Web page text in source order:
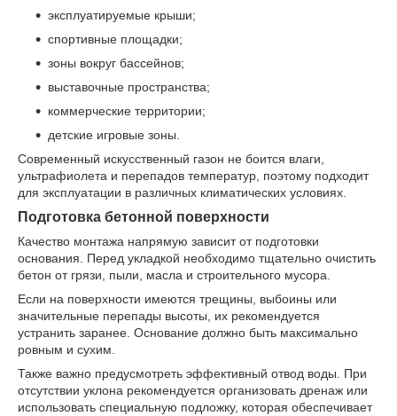
эксплуатируемые крыши;
спортивные площадки;
зоны вокруг бассейнов;
выставочные пространства;
коммерческие территории;
детские игровые зоны.
Современный искусственный газон не боится влаги,
ультрафиолета и перепадов температур, поэтому подходит
для эксплуатации в различных климатических условиях.
Подготовка бетонной поверхности
Качество монтажа напрямую зависит от подготовки
основания. Перед укладкой необходимо тщательно очистить
бетон от грязи, пыли, масла и строительного мусора.
Если на поверхности имеются трещины, выбоины или
значительные перепады высоты, их рекомендуется
устранить заранее. Основание должно быть максимально
ровным и сухим.
Также важно предусмотреть эффективный отвод воды. При
отсутствии уклона рекомендуется организовать дренаж или
использовать специальную подложку, которая обеспечивает